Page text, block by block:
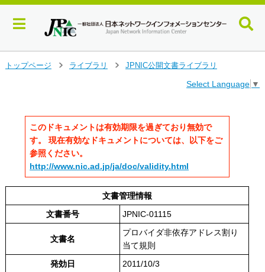
プ
トップページ
ライブラリ
JPNIC公開文書ライブラリ
Select Language ▼
このドキュメントは有効期限を過ぎており無効で
す。 現在有効なドキュメントについては、以下をご
参照ください。
http://www.nic.ad.jp/ja/doc/validity.html
文書管理情報
文書番号
JPNIC-01115
文書名
プロバイダ非依存アドレス割り
当て規則
発効日
2011/10/3